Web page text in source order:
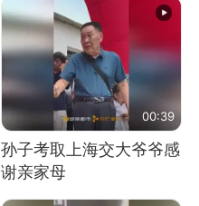
教！
00:39
孙子考取上海交大爷爷感
谢亲家母